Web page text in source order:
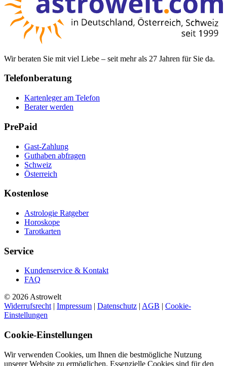
Wir beraten Sie mit viel Liebe – seit mehr als 27 Jahren für Sie da.
Telefonberatung
Kartenleger am Telefon
Berater werden
PrePaid
Gast-Zahlung
Guthaben abfragen
Schweiz
Österreich
Kostenlose
Astrologie Ratgeber
Horoskope
Tarotkarten
Service
Kundenservice & Kontakt
FAQ
© 2026 Astrowelt
Widerrufsrecht
Impressum Datenschutz AGB
Cookie-
Einstellungen
Cookie-Einstellungen
Wir verwenden Cookies, um Ihnen die bestmögliche Nutzung
unserer Website zu ermöglichen. Essenzielle Cookies sind für den